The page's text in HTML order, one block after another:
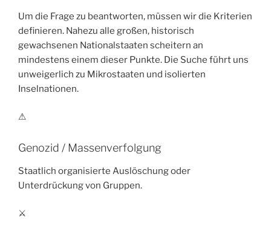
Um die Frage zu beantworten, müssen wir die Kriterien
definieren. Nahezu alle großen, historisch
gewachsenen Nationalstaaten scheitern an
mindestens einem dieser Punkte. Die Suche führt uns
unweigerlich zu Mikrostaaten und isolierten
Inselnationen.
⚠
Genozid / Massenverfolgung
Staatlich organisierte Auslöschung oder
Unterdrückung von Gruppen.
⚔